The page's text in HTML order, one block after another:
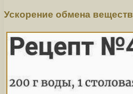
Ускорение обмена веществ